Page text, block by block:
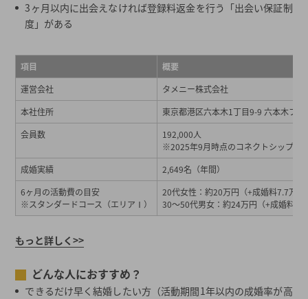
3ヶ月以内に出会えなければ登録料返金を行う「出会い保証制
度」がある
項目
概要
運営会社
タメニー株式会社
本社住所
東京都港区六本木1丁目9-9 六本木フ
会員数
192,000人
※2025年9月時点のコネクトシップ会
成婚実績
2,649名（年間）
6ヶ月の活動費の目安
※スタンダードコース（エリアⅠ）
20代女性：約20万円（+成婚料7.7万円
30～50代男女：約24万円（+成婚料
もっと詳しく>>
どんな人におすすめ？
できるだけ早く結婚したい方（活動期間1年以内の成婚率が高